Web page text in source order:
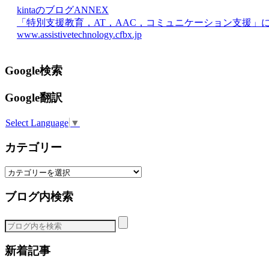
kintaのブログANNEX
「特別支援教育，AT，AAC，コミュニケーション支援」
www.assistivetechnology.cfbx.jp
Google検索
Google翻訳
Select Language ▼
カテゴリー
カ
ゴ
ー
ブログ内検索
新着記事